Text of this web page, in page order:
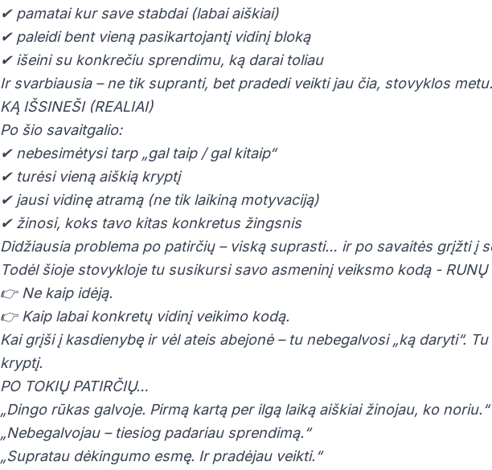
✔ pamatai kur save stabdai (labai aiškiai)
✔ paleidi bent vieną pasikartojantį vidinį bloką
✔ išeini su konkrečiu sprendimu, ką darai toliau
Ir svarbiausia – ne tik supranti, bet pradedi veikti jau čia, stovyklos metu.
KĄ IŠSINEŠI (REALIAI)
Po šio savaitgalio:
✔ nebesimėtysi tarp „gal taip / gal kitaip“
✔ turėsi vieną aiškią kryptį
✔ jausi vidinę atramą (ne tik laikiną motyvaciją)
✔ žinosi, koks tavo kitas konkretus žingsnis
Didžiausia problema po patirčių – viską suprasti… ir po savaitės grįžti į
Todėl šioje stovykloje tu susikursi savo asmeninį veiksmo kodą -
👉 Ne kaip idėją.
👉 Kaip labai konkretų vidinį veikimo kodą.
Kai grįši į kasdienybę ir vėl ateis abejonė – tu nebegalvosi „ką daryti“.
kryptį.
PO TOKIŲ PATIRČIŲ…
„Dingo rūkas galvoje. Pirmą kartą per ilgą laiką aiškiai žinojau, ko noriu.“
„Nebegalvojau – tiesiog padariau sprendimą.“
„Supratau dėkingumo esmę. Ir pradėjau veikti.“